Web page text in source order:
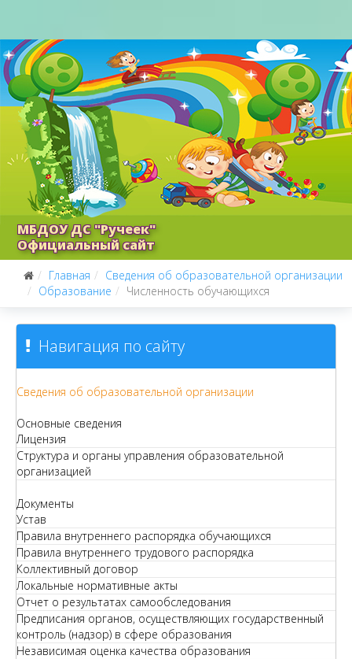
МБДОУ ДС "Ручеек"
Официальный сайт
Главная
Сведения об образовательной организации
Образование
Численность обучающихся
Навигация по сайту
Сведения об образовательной организации
Основные сведения
Лицензия
Структура и органы управления образовательной
организацией
Документы
Устав
Правила внутреннего распорядка обучающихся
Правила внутреннего трудового распорядка
Коллективный договор
Локальные нормативные акты
Отчет о результатах самообследования
Предписания органов, осуществляющих государственный
контроль (надзор) в сфере образования
Независимая оценка качества образования